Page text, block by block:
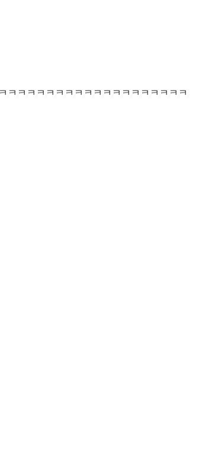
ㅋㅋㅋㅋㅋㅋㅋㅋㅋㅋㅋㅋㅋㅋㅋㅋㅋㅋㅋ